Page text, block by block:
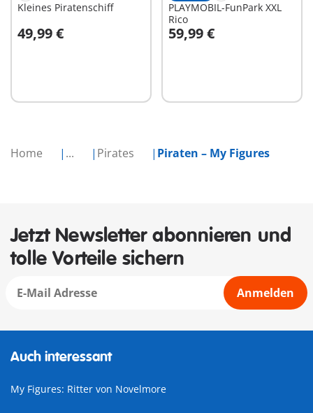
Home ... Pirates Piraten – My Figures
Kleines Piratenschiff
49,99 €
In den Warenkorb
PLAYMOBIL-FunPark XXL
Rico
59,99 €
In den Warenkorb
Jetzt Newsletter abonnieren und
tolle Vorteile sichern
Anmelden
Auch interessant
My Figures: Ritter von Novelmore